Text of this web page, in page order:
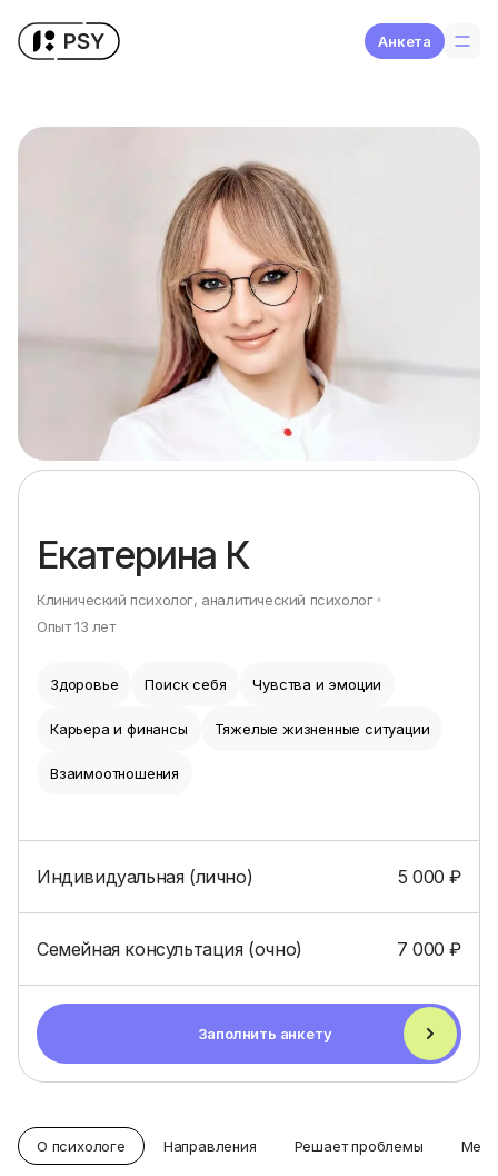
Aнкета
Екатерина К
Клинический психолог, аналитический психолог
Опыт13 лет
Здоровье Поиск себя Чувства и эмоции
Карьера и финансы Тяжелые жизненные ситуации
Взаимоотношения
Индивидуальная (лично) 5 000 ₽
Семейная консультация (очно) 7 000 ₽
Заполнить анкету
О психологе Направления Решает проблемы